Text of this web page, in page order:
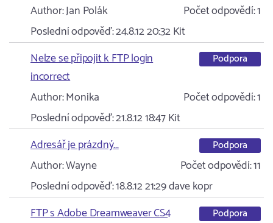
Author:Jan Polák Počet odpovědí:1
Poslední odpověď:24.8.12 20:32Kit
Nelze se připojit k FTP login
incorrect
Podpora
Author:Monika Počet odpovědí:1
Poslední odpověď:21.8.12 18:47Kit
Adresář je prázdný...
Podpora
Author:Wayne Počet odpovědí:11
Poslední odpověď:18.8.12 21:29dave kopr
FTP s Adobe Dreamweaver CS4
Podpora